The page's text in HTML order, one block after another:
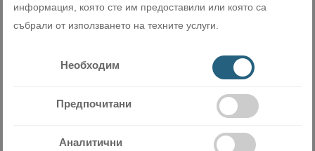
В режим на затопляне вентилационната клапа пада
надолу, създавайки по този начин ефект на подово
информация, която сте им предоставили или която са
събрали от използването на техните услуги.
Необходим
Предпочитани
Аналитични